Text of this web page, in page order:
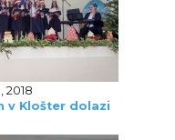
2018
v Klošter dolazi